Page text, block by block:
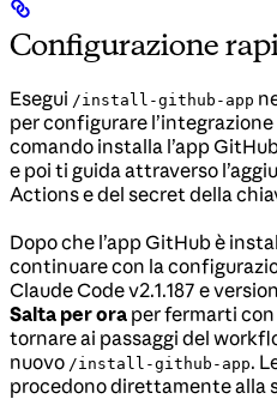
Configurazione
Esegui /install-github-app
per configurare
comando installa l’app
e poi ti guida attraverso
Actions e del secret della
Dopo che l’app GitHub è
continuare con la
Claude Code v2.1.187 e
Salta per ora per fermarti con
tornare ai passaggi del
nuovo /install-github-app.
procedono direttamente alla